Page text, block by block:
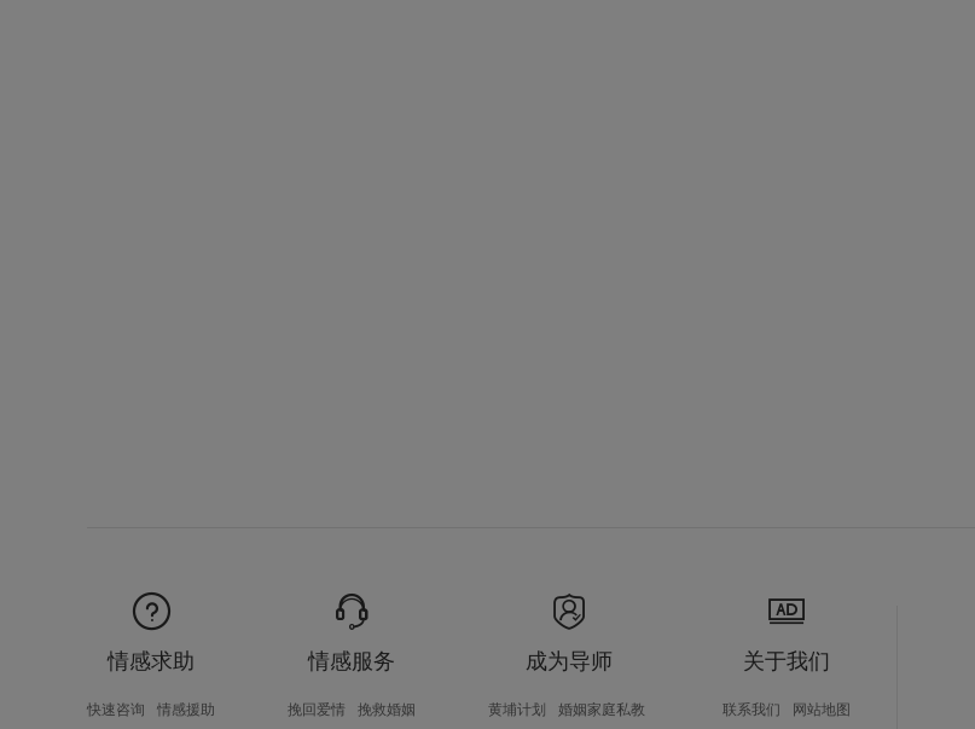
情感求助
快速咨询 情感援助
情感服务
挽回爱情 挽救婚姻
成为导师
黄埔计划 婚姻家庭私教
关于我们
联系我们 网站地图